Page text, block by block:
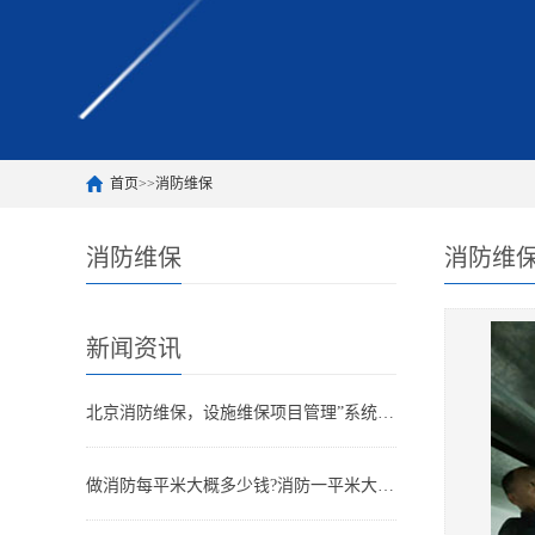
首页>>消防维保
消防维保
新闻资讯
北京消防维保，设施维保项目管理”系统应急启动功能的数量应如何填写？
做消防每平米大概多少钱?消防一平米大约多少钱
消防维